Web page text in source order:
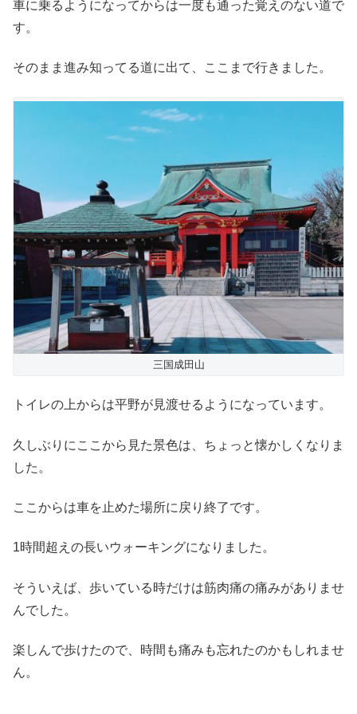
車に乗るようになってからは一度も通った覚えのない道で
す。
そのまま進み知ってる道に出て、ここまで行きました。
三国成田山
トイレの上からは平野が見渡せるようになっています。
久しぶりにここから見た景色は、ちょっと懐かしくなりま
した。
ここからは車を止めた場所に戻り終了です。
1時間超えの長いウォーキングになりました。
そういえば、歩いている時だけは筋肉痛の痛みがありませ
んでした。
楽しんで歩けたので、時間も痛みも忘れたのかもしれませ
ん。